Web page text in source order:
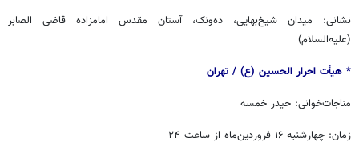
نشانی: میدان شیخ‌بهایی، ده‌ونک، آستان مقدس امامزاده قاضی الصابر
(علیه‌السلام)
* هیأت احرار الحسین (ع) / ‏‬تهران
مناجات‌خوانی: حیدر خمسه
زمان: چهارشنبه ۱۶ فروردین‌ماه از ساعت ۲۴